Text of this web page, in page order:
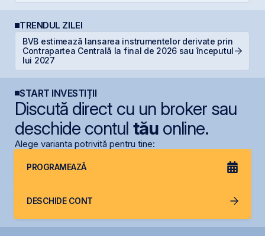
TRENDUL ZILEI
BVB estimează lansarea instrumentelor derivate prin
Contrapartea Centrală la final de 2026 sau începutul
lui 2027
START INVESTIȚII
Discută direct cu un broker sau
deschide contul tăuonline.
Alege varianta potrivită pentru tine:
PROGRAMEAZĂ
DESCHIDE CONT